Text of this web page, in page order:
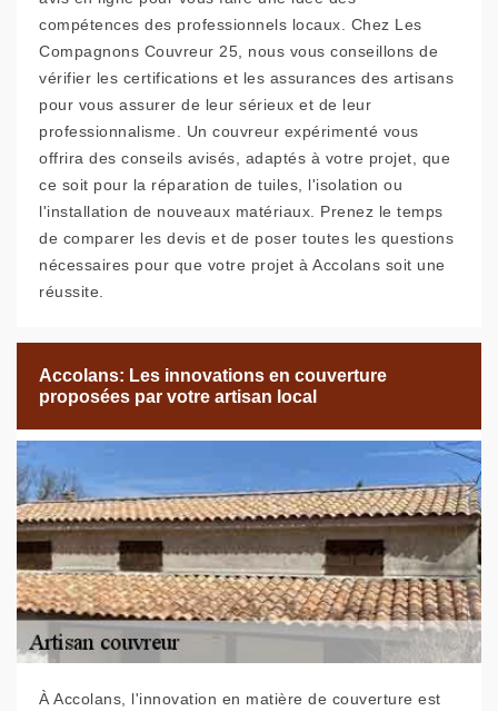
compétences des professionnels locaux. Chez Les
Compagnons Couvreur 25, nous vous conseillons de
vérifier les certifications et les assurances des artisans
pour vous assurer de leur sérieux et de leur
professionnalisme. Un couvreur expérimenté vous
offrira des conseils avisés, adaptés à votre projet, que
ce soit pour la réparation de tuiles, l'isolation ou
l'installation de nouveaux matériaux. Prenez le temps
de comparer les devis et de poser toutes les questions
nécessaires pour que votre projet à Accolans soit une
réussite.
Accolans: Les innovations en couverture
proposées par votre artisan local
À Accolans, l'innovation en matière de couverture est